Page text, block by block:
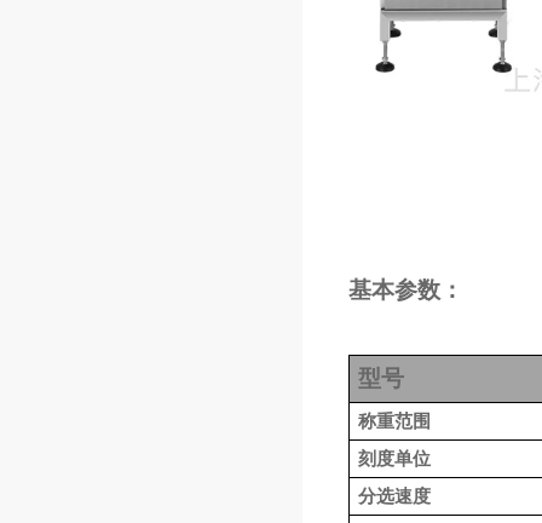
基本参数：
型号
称重范围
刻度单位
分选速度